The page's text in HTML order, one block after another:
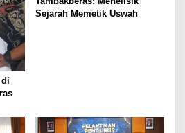
di
Sejarah Memetik Uswah